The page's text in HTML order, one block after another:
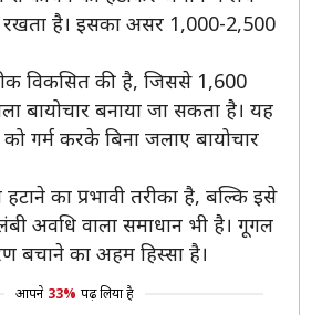
है। इसका असर 1,000-2,500
विकसित की है, जिससे 1,600
बायोचार बनाया जा सकता है। यह
गर्म करके बिना जलाए बायोचार
का प्रभावी तरीका है, बल्कि इसे
अवधि वाला समाधान भी है। गूगल
बचाने का अहम हिस्सा है।
आपने 33% पढ़ लिया है